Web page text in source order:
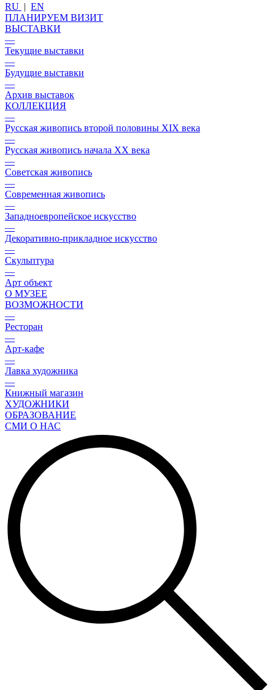
RU | EN
ПЛАНИРУЕМ ВИЗИТ
ВЫСТАВКИ
—
Текущие выставки
—
Будущие выставки
—
Архив выставок
КОЛЛЕКЦИЯ
—
Русская живопись второй половины XIX века
—
Русская живопись начала XX века
—
Советская живопись
—
Современная живопись
—
Западноевропейское искусство
—
Декоративно-прикладное искусство
—
Скульптура
—
Арт объект
О МУЗЕЕ
ВОЗМОЖНОСТИ
—
Ресторан
—
Арт-кафе
—
Лавка художника
—
Книжный магазин
ХУДОЖНИКИ
ОБРАЗОВАНИЕ
СМИ О НАС